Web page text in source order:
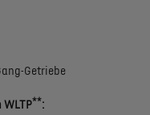
Getriebe
WLTP**: